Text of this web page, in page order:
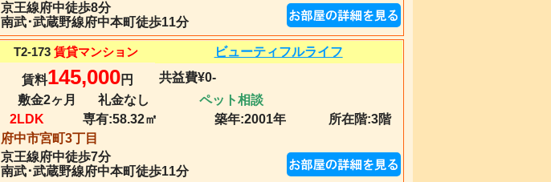
京王線府中徒歩8分
南武･武蔵野線府中本町徒歩11分
T2-173 賃貸マンション ビューティフルライフ
賃料145,000円
共益費¥0-
敷金2ヶ月
礼金なし
ペット相談
2LDK
専有:58.32㎡ 築年:2001年
所在階:3階
府中市宮町3丁目
京王線府中徒歩7分
南武･武蔵野線府中本町徒歩11分